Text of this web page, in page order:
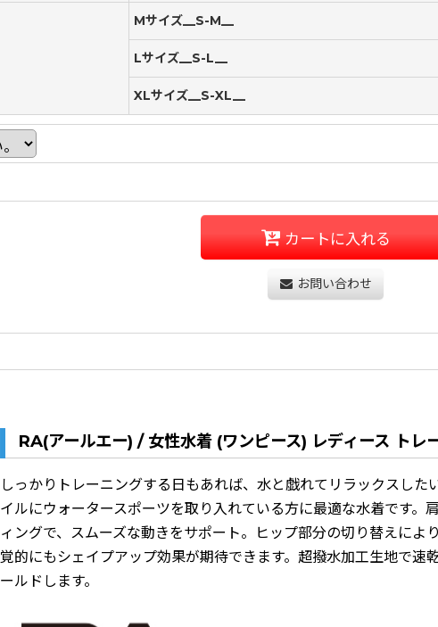
Mサイズ__S-M__
Lサイズ__S-L__
XLサイズ__S-XL__
カートに入れる
お問い合わせ
RA(アールエー) / 女性水着 (ワンピース) レディース トレ
しっかりトレーニングする日もあれば、水と戯れてリラックスし
イルにウォータースポーツを取り入れている方に最適な水着です。
ィングで、スムーズな動きをサポート。ヒップ部分の切り替えによ
覚的にもシェイプアップ効果が期待できます。超撥水加工生地で速
ールドします。